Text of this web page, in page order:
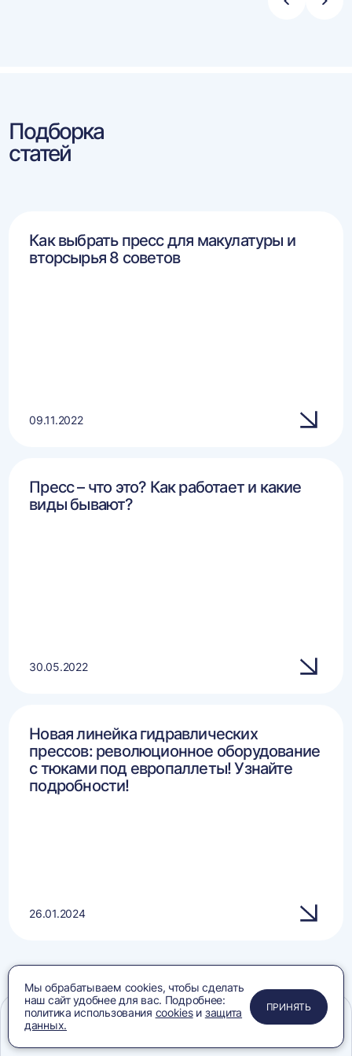
Стрелка
Подборка
статей
Как выбрать пресс для макулатуры и
вторсырья 8 советов
09.11.2022
Пресс – что это? Как работает и какие
виды бывают?
30.05.2022
Новая линейка гидравлических
прессов: революционное оборудование
с тюками под европаллеты! Узнайте
подробности!
26.01.2024
ВСЕ СТАТЬИ
ПРИМЕНИТЬ
ЗАКРЫТЬ
ЗАКРЫТЬ
ЗАКРЫТЬ
Мы обрабатываем cookies, чтобы сделать
наш сайт удобнее для вас. Подробнее:
политика использования cookiesи защита
данных.
ПРИНЯТЬ